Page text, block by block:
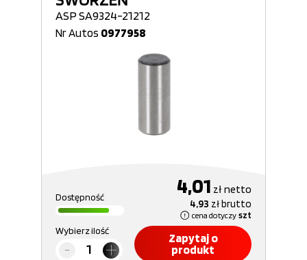
ASP SA9324-21212
Nr Autos 0977958
Dostępność 4,01 złnetto
4,93 złbrutto
cena dotyczy szt
Wybierz ilość
Zapytaj o
produkt